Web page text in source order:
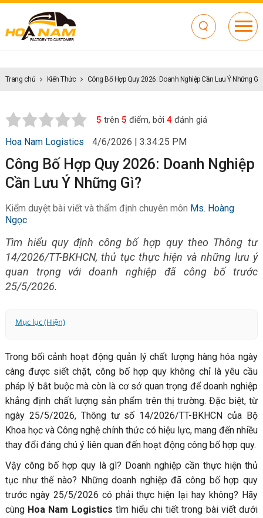
Trang chủ Kiến Thức Công Bố Hợp Quy 2026: Doanh Nghiệp Cần Lưu Ý Những Gì?
5 trên 5 điểm, bởi 4đánh giá
Hoa Nam Logistics 4/6/2026 | 3:34:25 PM
Công Bố Hợp Quy 2026: Doanh Nghiệp
Cần Lưu Ý Những Gì?
Kiểm duyệt bài viết và thẩm định chuyên môn Ms. Hoàng
Ngọc
Tìm hiểu quy định công bố hợp quy theo Thông tư
14/2026/TT-BKHCN, thủ tục thực hiện và những lưu ý
quan trọng với doanh nghiệp đã công bố trước
25/5/2026.
Mục lục (Hiện)
2. Trình tự thủ tục công bố hợp quy như thế nào?
Bước 1: Lập bản đăng ký công bố hợp quy
Bước 2: Đăng ký công bố hợp quy trên Cơ sở dữ liệu
quốc gia
3. Hồ sơ đăng ký công bố hợp quy sản phẩm
3.1 Tài liệu nộp kèm theo khi thực hiện đăng ký trực
3.2 Hồ sơ lập và lưu giữ tại tổ chức, cá nhân
4. Doanh nghiệp đã công bố trước 25/5/2026 cần lưu ý
gì?
Trong bối cảnh hoạt động quản lý chất lượng hàng hóa ngày
càng được siết chặt, công bố hợp quy không chỉ là yêu cầu
pháp lý bắt buộc mà còn là cơ sở quan trọng để doanh nghiệp
khẳng định chất lượng sản phẩm trên thị trường. Đặc biệt, từ
ngày 25/5/2026, Thông tư số 14/2026/TT-BKHCN của Bộ
Khoa học và Công nghệ chính thức có hiệu lực, mang đến nhiều
thay đổi đáng chú ý liên quan đến hoạt động công bố hợp quy.
Vậy công bố hợp quy là gì? Doanh nghiệp cần thực hiện thủ
tục như thế nào? Những doanh nghiệp đã công bố hợp quy
trước ngày 25/5/2026 có phải thực hiện lại hay không? Hãy
cùng Hoa Nam Logistics tìm hiểu chi tiết trong bài viết dưới